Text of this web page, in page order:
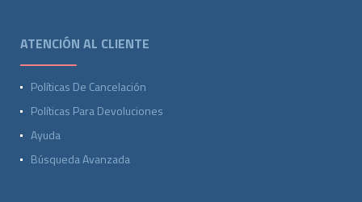
ATENCIÓN AL CLIENTE
Políticas De Cancelación
Políticas Para Devoluciones
Ayuda
Búsqueda Avanzada